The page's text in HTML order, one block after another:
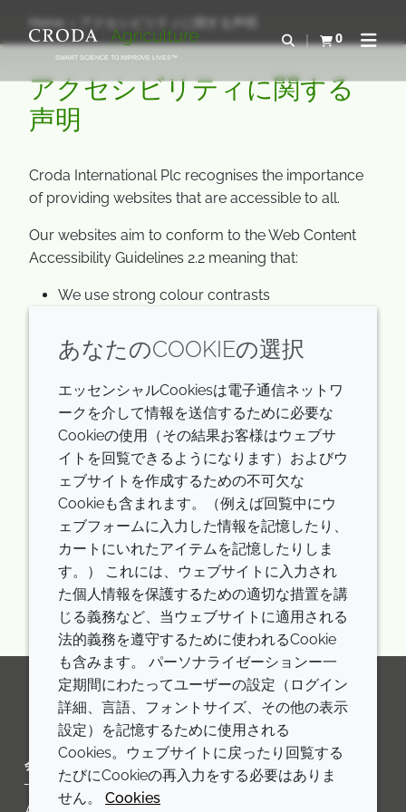
ン
ー
SMART SCIENCE TO IMPROVE LIVES™
検索を開く
0
カートを確認す
ナビ
Home
アクセシビリティに関する
声明
Croda International Plc recognises the importance
of providing websites that are accessible to all.
Our websites aim to conform to the Web Content
Accessibility Guidelines 2.2 meaning that:
We use strong colour contrasts
readable by screen readers
We use style sheets to determine the
presentation of our websites
We use visual aids to highlight focus areas of
content
We have a clear navigational structure
FURTHER INFORMATION
We are continually making changes to our websites
to ensure they are easy to use. If you have
questions or feedback regarding our statement, the
accessibility of the websites, or you are
experiencing issues, please use our contact form.
LinkedInYoutubeLine
会社 LEGAL
あなたのCOOKIEの選択
エッセンシャルCookiesは電子通信ネットワ
ークを介して情報を送信するために必要な
Cookieの使用（その結果お客様はウェブサ
イトを回覧できるようになります）およびウ
ェブサイトを作成するための不可欠な
Cookieも含まれます。（例えば回覧中にウ
ェブフォームに入力した情報を記憶したり、
カートにいれたアイテムを記憶したりしま
す。） これには、ウェブサイトに入力され
た個人情報を保護するための適切な措置を講
じる義務など、当ウェブサイトに適用される
法的義務を遵守するために使われるCookie
も含みます。 パーソナライゼーションー一
定期間にわたってユーザーの設定（ログイン
詳細、言語、フォントサイズ、その他の表示
設定）を記憶するために使用される
Cookies。ウェブサイトに戻ったり回覧する
たびにCookieの再入力をする必要はありま
せん。 Cookies